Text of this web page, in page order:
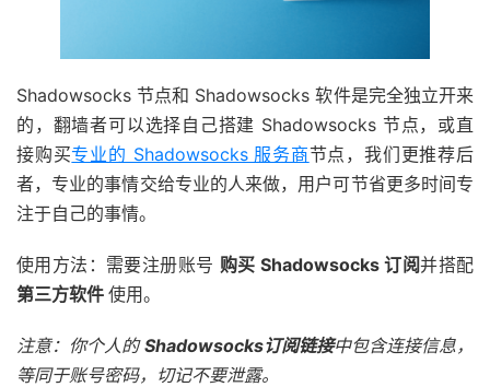
Shadowsocks 节点和 Shadowsocks 软件是完全独立开来
的，翻墙者可以选择自己搭建 Shadowsocks 节点，或直
接购买专业的 Shadowsocks 服务商节点，我们更推荐后
者，专业的事情交给专业的人来做，用户可节省更多时间专
注于自己的事情。
使用方法：需要注册账号 购买 Shadowsocks 订阅并搭配
第三方软件 使用。
注意：你个人的Shadowsocks订阅链接中包含连接信息，
等同于账号密码，切记不要泄露。